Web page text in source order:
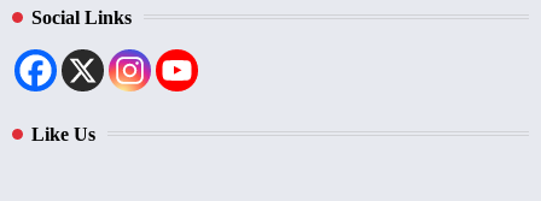
Social Links
Like Us